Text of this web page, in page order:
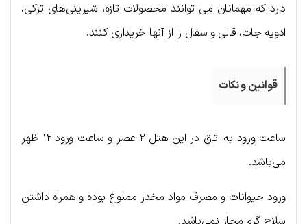
دارد که مهمانان می توانند محصولات تازه، شیرینی‌های ترکی،
ادویه جات، قالی و سفال را از آنها خریداری کنند.
قوانین و نکات
ساعت ورود به اتاق در این هتل ۲ عصر و ساعت ورود ۱۲ ظهر
می‌باشد.
ورود حیوانات و مصرف مواد مخدر ممنوع بوده و همراه داشتن